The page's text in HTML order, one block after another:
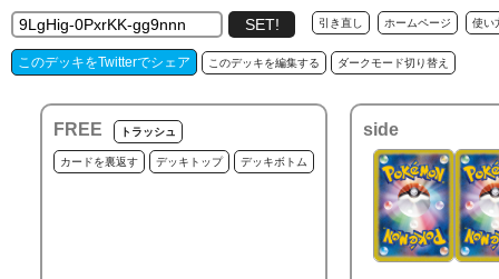
引き直し ホームページ 使い
このデッキをTwitterでシェア このデッキを編集する ダークモード切り替え
FREE トラッシュ
カードを裏返す デッキトップ デッキボトム
side